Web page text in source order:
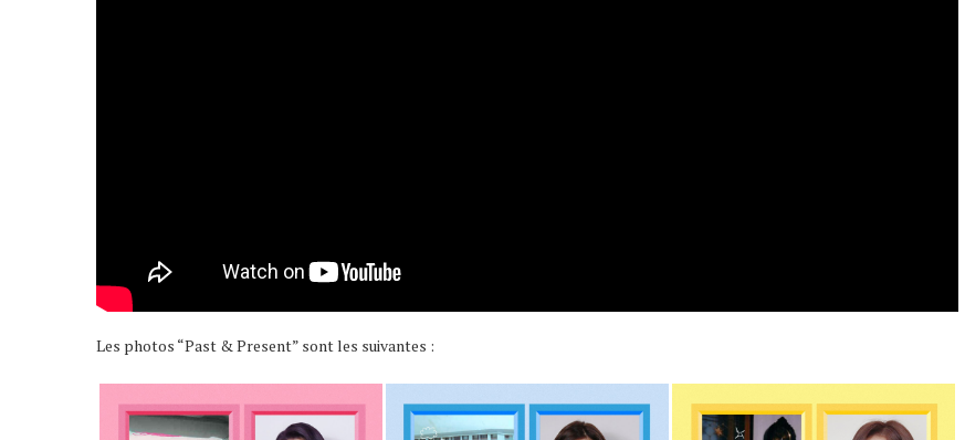
Les photos “Past & Present” sont les suivantes :